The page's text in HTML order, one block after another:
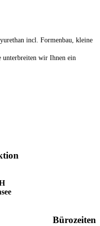
incl. Formenbau, kleine
unterbreiten wir Ihnen ein
Bürozeiten